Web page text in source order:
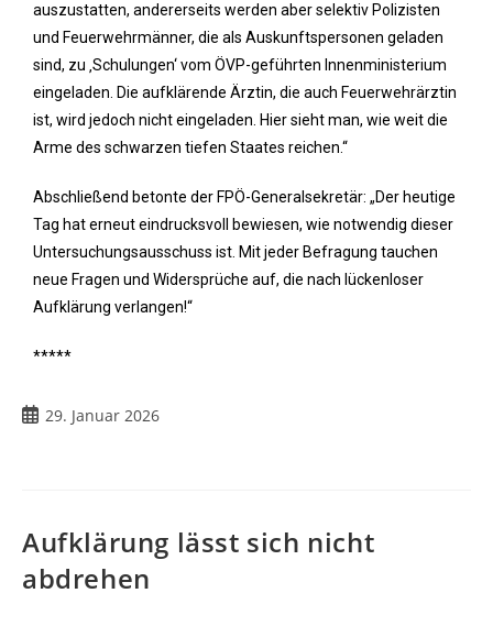
auszustatten, andererseits werden aber selektiv Polizisten
und Feuerwehrmänner, die als Auskunftspersonen geladen
sind, zu ‚Schulungen‘ vom ÖVP-geführten Innenministerium
eingeladen. Die aufklärende Ärztin, die auch Feuerwehrärztin
ist, wird jedoch nicht eingeladen. Hier sieht man, wie weit die
Arme des schwarzen tiefen Staates reichen.“
Abschließend betonte der FPÖ-Generalsekretär: „Der heutige
Tag hat erneut eindrucksvoll bewiesen, wie notwendig dieser
Untersuchungsausschuss ist. Mit jeder Befragung tauchen
neue Fragen und Widersprüche auf, die nach lückenloser
Aufklärung verlangen!“
*****
29. Januar 2026
Aufklärung lässt sich nicht
abdrehen